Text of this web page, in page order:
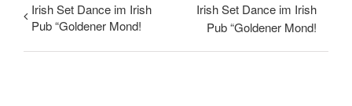
Irish Set Dance im Irish
Pub “Goldener Mond!
Irish Set Dance im Irish
Pub “Goldener Mond!